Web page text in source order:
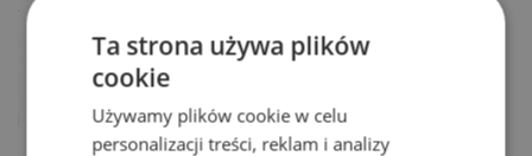
Ta strona używa plików
cookie
Używamy plików cookie w celu
personalizacji treści, reklam i analizy